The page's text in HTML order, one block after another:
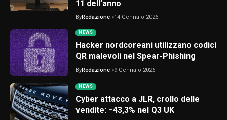
11 dell’anno
ByRedazione 14 Gennaio 2026
NEWS
Hacker nordcoreani utilizzano codici
QR malevoli nel Spear-Phishing
ByRedazione 9 Gennaio 2026
NEWS
Cyber attacco a JLR, crollo delle
vendite: −43,3% nel Q3 UK